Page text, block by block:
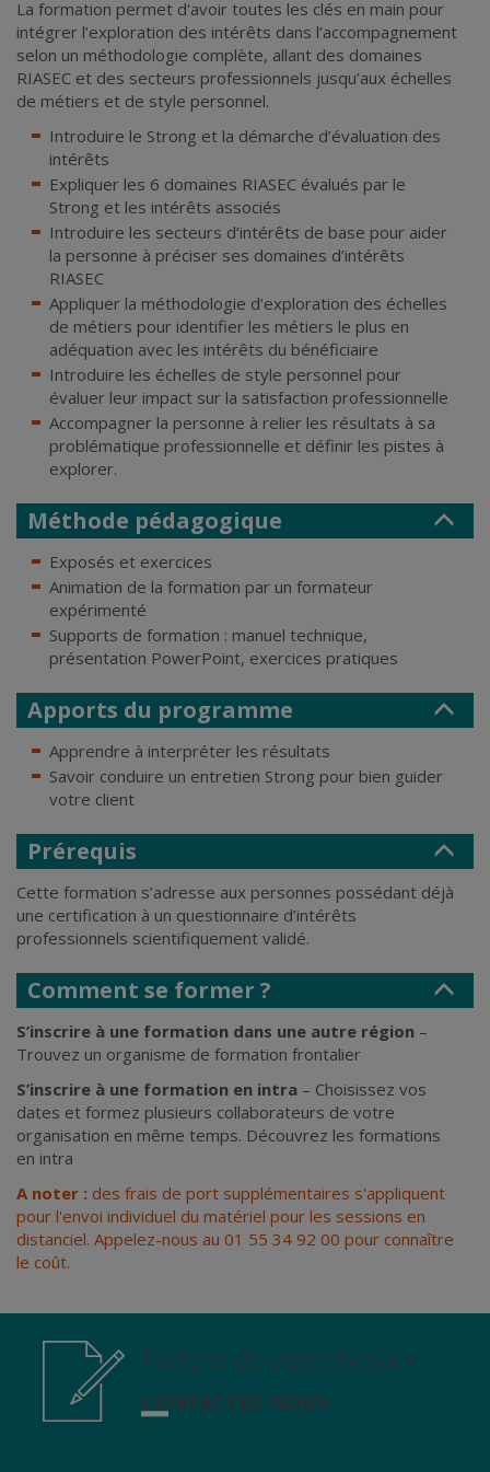
La formation permet d'avoir toutes les clés en main pour
intégrer l’exploration des intérêts dans l’accompagnement
selon un méthodologie complète, allant des domaines
RIASEC et des secteurs professionnels jusqu’aux échelles
de métiers et de style personnel.
Introduire le Strong et la démarche d’évaluation des
intérêts
Expliquer les 6 domaines RIASEC évalués par le
Strong et les intérêts associés
Introduire les secteurs d’intérêts de base pour aider
la personne à préciser ses domaines d’intérêts
RIASEC
Appliquer la méthodologie d’exploration des échelles
de métiers pour identifier les métiers le plus en
adéquation avec les intérêts du bénéficiaire
Introduire les échelles de style personnel pour
évaluer leur impact sur la satisfaction professionnelle
Accompagner la personne à relier les résultats à sa
problématique professionnelle et définir les pistes à
explorer.
Méthode pédagogique
Exposés et exercices
Animation de la formation par un formateur
expérimenté
Supports de formation : manuel technique,
présentation PowerPoint, exercices pratiques
Apports du programme
Apprendre à interpréter les résultats
Savoir conduire un entretien Strong pour bien guider
votre client
Prérequis
Cette formation s’adresse aux personnes possédant déjà
une certification à un questionnaire d’intérêts
professionnels scientifiquement validé.
Comment se former ?
S’inscrire à une formation dans une autre région –
Trouvez un organisme de formation frontalier
S’inscrire à une formation en intra – Choisissez vos
dates et formez plusieurs collaborateurs de votre
organisation en même temps. Découvrez les formations
en intra
A noter : des frais de port supplémentaires s'appliquent
pour l'envoi individuel du matériel pour les sessions en
distanciel. Appelez-nous au 01 55 34 92 00 pour connaître
le coût.
Parlons de votre besoin
CONTACTEZ-NOUS